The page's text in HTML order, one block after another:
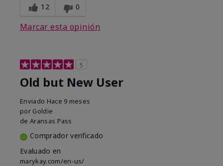
12 0
Marcar esta opinión
5
Old but New User
Enviado Hace 9 meses
por Goldie
de Aransas Pass
Comprador verificado
Evaluado en
marykay.com/en-us/